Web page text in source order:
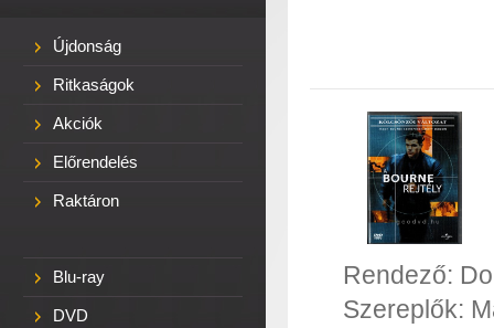
Újdonság
Ritkaságok
Akciók
Előrendelés
Raktáron
Blu-ray
DVD
Rendező:
Szereplők: